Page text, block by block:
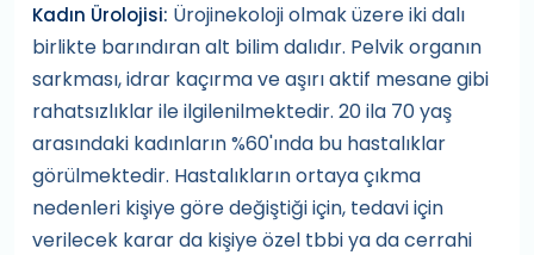
Kadın Ürolojisi: Ürojinekoloji olmak üzere iki dalı
birlikte barındıran alt bilim dalıdır. Pelvik organın
sarkması, idrar kaçırma ve aşırı aktif mesane gibi
rahatsızlıklar ile ilgilenilmektedir. 20 ila 70 yaş
arasındaki kadınların %60'ında bu hastalıklar
görülmektedir. Hastalıkların ortaya çıkma
nedenleri kişiye göre değiştiği için, tedavi için
verilecek karar da kişiye özel tbbi ya da cerrahi